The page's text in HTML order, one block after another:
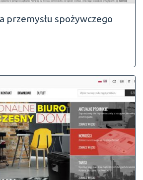
przemysłu spożywczego